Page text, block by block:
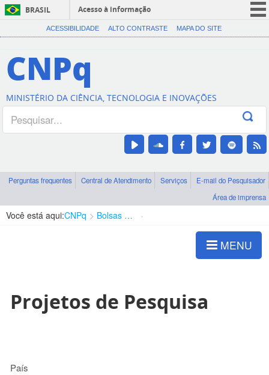
BRASIL
Acesso à informação
CORONAVÍRUS (COVID-19)
Canais
ACESSIBILIDADE ALTO CONTRASTE MAPA DO SITE
CNPq
MINISTÉRIO DA CIÊNCIA, TECNOLOGIA E INOVAÇÕES
Perguntas frequentes Central de Atendimento Serviços
E-mail do Pesquisador
Área de imprensa
Você está aqui:CNPq Bolsas e Auxílios Vigentes
MENU
Projetos de Pesquisa
País